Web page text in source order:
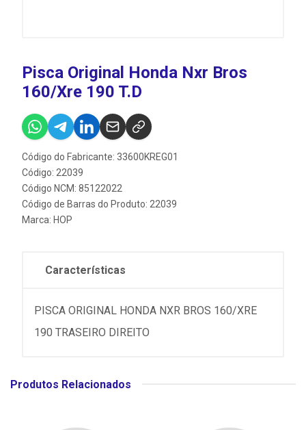
Pisca Original Honda Nxr Bros
160/Xre 190 T.D
Código do Fabricante: 33600KREG01
Código: 22039
Código NCM: 85122022
Código de Barras do Produto: 22039
Marca: HOP
Características
PISCA ORIGINAL HONDA NXR BROS 160/XRE
190 TRASEIRO DIREITO
Produtos Relacionados